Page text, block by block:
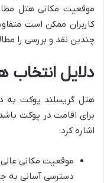
موقعیت مکانی هتل
کاربران ممکن است
چندین نقد و بررسی را
دلایل
هتل گریسلند پوکت به
برای اقامت در پوکت
اشاره کرد:
موقعیت مکانی
دسترسی آسانی به